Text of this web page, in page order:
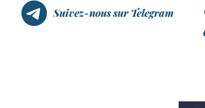
Suivez-nous sur Telegram